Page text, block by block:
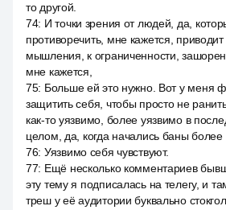
то другой.
74: И точки зрения от людей, да,
противоречить, мне кажется, приводит
мышления, к ограниченности,
мне кажется,
75: Больше ей это нужно. Вот у меня
защитить себя, чтобы просто не
как-то уязвимо, более уязвимо в
целом, да, когда начались баны более
76: Уязвимо себя чувствуют.
77: Ещё несколько комментариев
эту тему я подписалась на телегу, и
треш у её аудитории буквально